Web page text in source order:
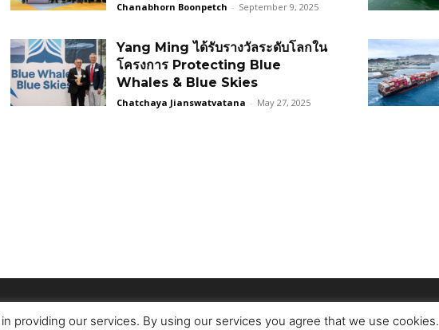
Chanabhorn Boonpetch - September 9, 2025
Yang Ming ได้รับรางวัลระดับโลกใน
โครงการ Protecting Blue
Whales & Blue Skies
Chatchaya Jianswatvatana - May 27, 2025
providing our services. By using our services you agree that we use cookies.